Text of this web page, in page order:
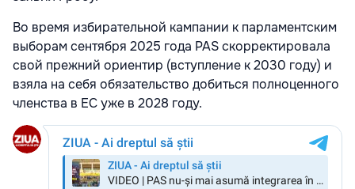
Во время избирательной кампании к парламентским
выборам сентября 2025 года PAS скорректировала
свой прежний ориентир (вступление к 2030 году) и
взяла на себя обязательство добиться полноценного
членства в ЕС уже в 2028 году.